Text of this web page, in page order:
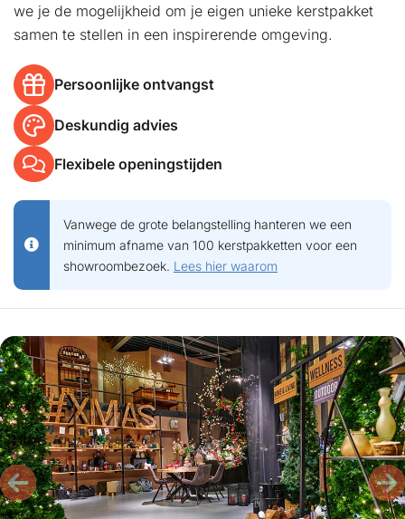
we je de mogelijkheid om je eigen unieke kerstpakket
samen te stellen in een inspirerende omgeving.
Persoonlijke ontvangst
Deskundig advies
Flexibele openingstijden
Vanwege de grote belangstelling hanteren we een
minimum afname van 100 kerstpakketten voor een
showroombezoek. Lees hier waarom